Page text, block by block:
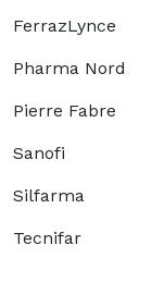
FerrazLynce
Pharma Nord
Pierre Fabre
Sanofi
Silfarma
Tecnifar